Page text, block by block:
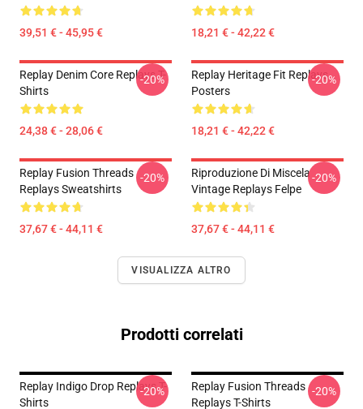
39,51 € - 45,95 € 18,21 € - 42,22 €
Replay Denim Core Replays T-
Shirts
24,38 € - 28,06 €
-20%
Replay Heritage Fit Replays
Posters
18,21 € - 42,22 €
-20%
Replay Fusion Threads
Replays Sweatshirts
37,67 € - 44,11 €
-20%
Riproduzione Di Miscela
Vintage Replays Felpe
37,67 € - 44,11 €
-20%
VISUALIZZA ALTRO
Prodotti correlati
Replay Indigo Drop Replays T-
Shirts
-20%
Replay Fusion Threads
Replays T-Shirts
-20%